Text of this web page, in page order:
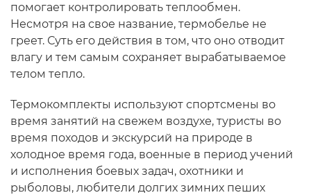
помогает контролировать теплообмен.
Несмотря на свое название, термобелье не
греет. Суть его действия в том, что оно отводит
влагу и тем самым сохраняет вырабатываемое
телом тепло.
Термокомплекты используют спортсмены во
время занятий на свежем воздухе, туристы во
время походов и экскурсий на природе в
холодное время года, военные в период учений
и исполнения боевых задач, охотники и
рыболовы, любители долгих зимних пеших